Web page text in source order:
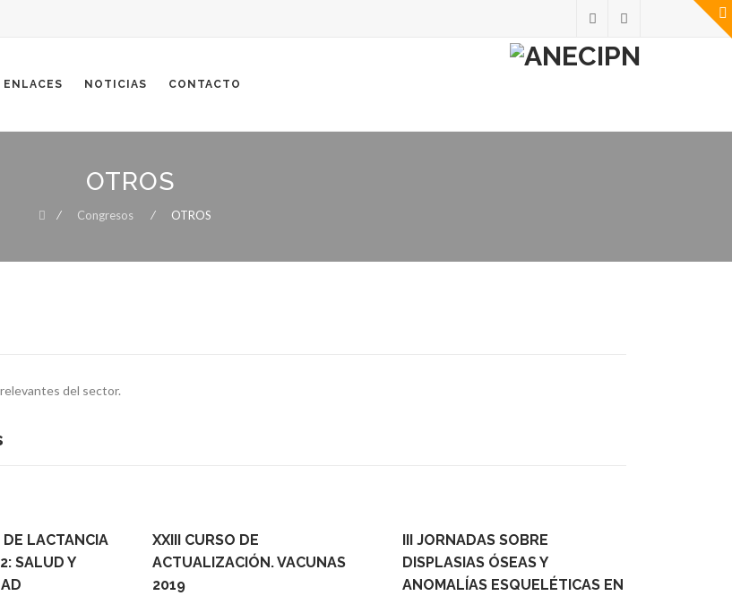
ENLACES NOTICIAS CONTACTO
OTROS
⁄ Congresos ⁄ OTROS
del sector.
DE LACTANCIA
SALUD Y
XXIII CURSO DE
ACTUALIZACIÓN. VACUNAS
2019
III JORNADAS SOBRE
DISPLASIAS ÓSEAS Y
ANOMALÍAS ESQUELÉTICAS EN